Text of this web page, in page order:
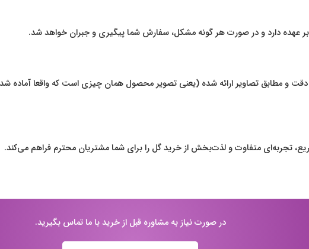
عهده دارد و در صورت هر گونه مشکل، سفارش شما پیگیری و جبران خواهد شد.
و مطابق تصاویر ارائه شده (یعنی تصویر محصول همان چیزی است که واقعا آماده
تجربه‌ای متفاوت و لذت‌بخش از خرید گل را برای شما مشتریان محترم فراهم می‌کند.
در صورت نیاز به مشاوره قبل از خرید با ما تماس بگیرید.